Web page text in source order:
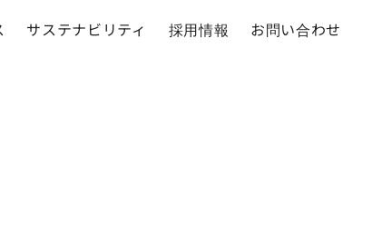
サステナビリティ 採用情報 お問い合わせ